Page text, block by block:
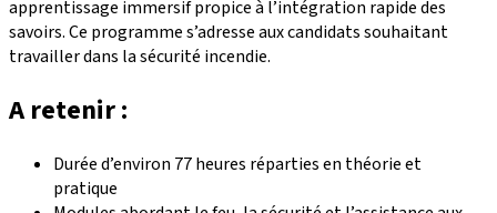
apprentissage immersif propice à l’intégration rapide des
savoirs. Ce programme s’adresse aux candidats souhaitant
travailler dans la sécurité incendie.
A retenir :
Durée d’environ 77 heures réparties en théorie et
pratique